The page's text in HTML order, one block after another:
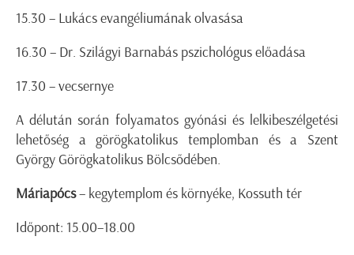
15.30 – Lukács evangéliumának olvasása
16.30 – Dr. Szilágyi Barnabás pszichológus előadása
17.30 – vecsernye
A délután során folyamatos gyónási és lelkibeszélgetési
lehetőség a görögkatolikus templomban és a Szent
György Görögkatolikus Bölcsődében.
Máriapócs– kegytemplom és környéke, Kossuth tér
Időpont: 15.00–18.00